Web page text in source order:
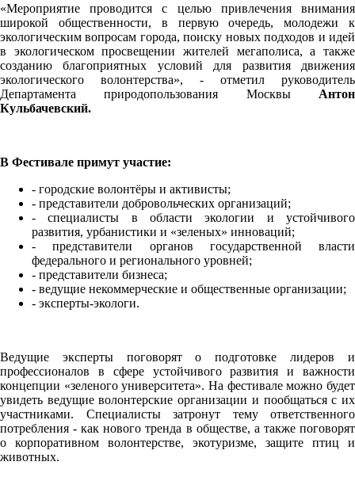
«Мероприятие проводится с целью привлечения внимания
широкой общественности, в первую очередь, молодежи к
экологическим вопросам города, поиску новых подходов и идей
в экологическом просвещении жителей мегаполиса, а также
созданию благоприятных условий для развития движения
экологического волонтерства», - отметил руководитель
Департамента природопользования Москвы Антон
Кульбачевский.
В Фестивале примут участие:
- городские волонтёры и активисты;
- представители добровольческих организаций;
- специалисты в области экологии и устойчивого
развития, урбанистики и «зеленых» инноваций;
- представители органов государственной власти
федерального и регионального уровней;
- представители бизнеса;
- ведущие некоммерческие и общественные организации;
- эксперты-экологи.
Ведущие эксперты поговорят о подготовке лидеров и
профессионалов в сфере устойчивого развития и важности
концепции «зеленого университета». На фестивале можно будет
увидеть ведущие волонтерские организации и пообщаться с их
участниками. Специалисты затронут тему ответственного
потребления - как нового тренда в обществе, а также поговорят
о корпоративном волонтерстве, экотуризме, защите птиц и
животных.